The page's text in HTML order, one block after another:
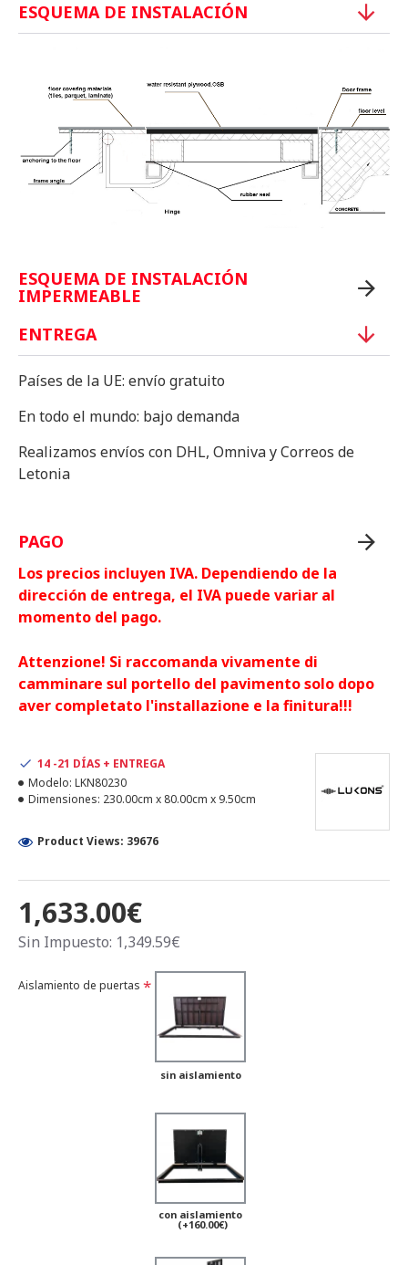
ESQUEMA DE INSTALACIÓN
ESQUEMA DE INSTALACIÓN
IMPERMEABLE
ENTREGA
Países de la UE: envío gratuito
En todo el mundo: bajo demanda
Realizamos envíos con DHL, Omniva y Correos de
Letonia
PAGO
Los precios incluyen IVA. Dependiendo de la
dirección de entrega, el IVA puede variar al
momento del pago.
Attenzione! Si raccomanda vivamente di
camminare sul portello del pavimento solo dopo
aver completato l'installazione e la finitura!!!
1,633.00€
Sin Impuesto: 1,349.59€
14 -21 DÍAS + ENTREGA
Modelo: LKN80230
Dimensiones: 230.00cm x 80.00cm x 9.50cm
Product Views: 39676
Aislamiento de puertas
sin aislamiento
con aislamiento
(+160.00€)